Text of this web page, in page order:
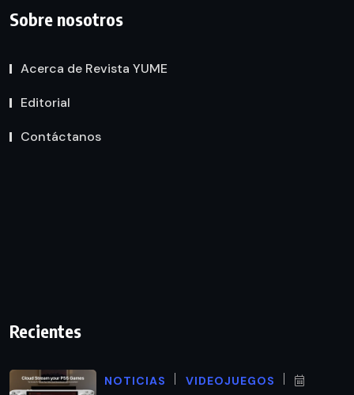
Sobre nosotros
Acerca de Revista YUME
Editorial
Contáctanos
Recientes
NOTICIAS VIDEOJUEGOS